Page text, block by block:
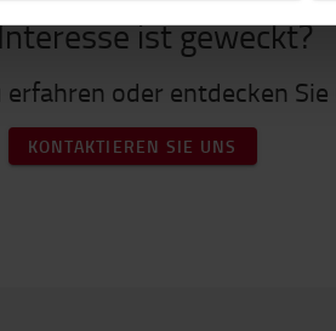
ist geweckt?
oder entdecken
KONTAKTIEREN SIE UNS